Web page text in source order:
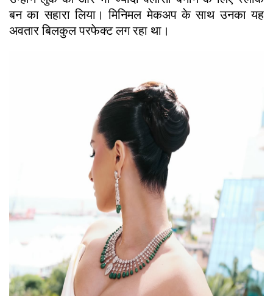
बन का सहारा लिया। मिनिमल मेकअप के साथ उनका यह
अवतार बिलकुल परफेक्ट लग रहा था।